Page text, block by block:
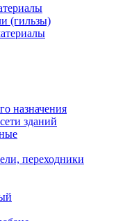
(гильзы)
назначения
зданий
переходники